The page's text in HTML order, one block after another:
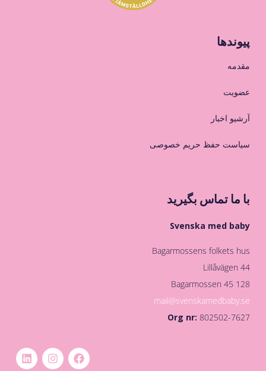
پیوندها
مقدمه
عضویت
آرشیو اخبار
سیاست حفظ حریم خصوصی
با ما تماس بگیرید
Svenska med baby
Bagarmossens folkets hus
Lillåvägen 44
128 45 Bagarmossen
mail@svenskamedbaby.se
Org nr:802502-7627